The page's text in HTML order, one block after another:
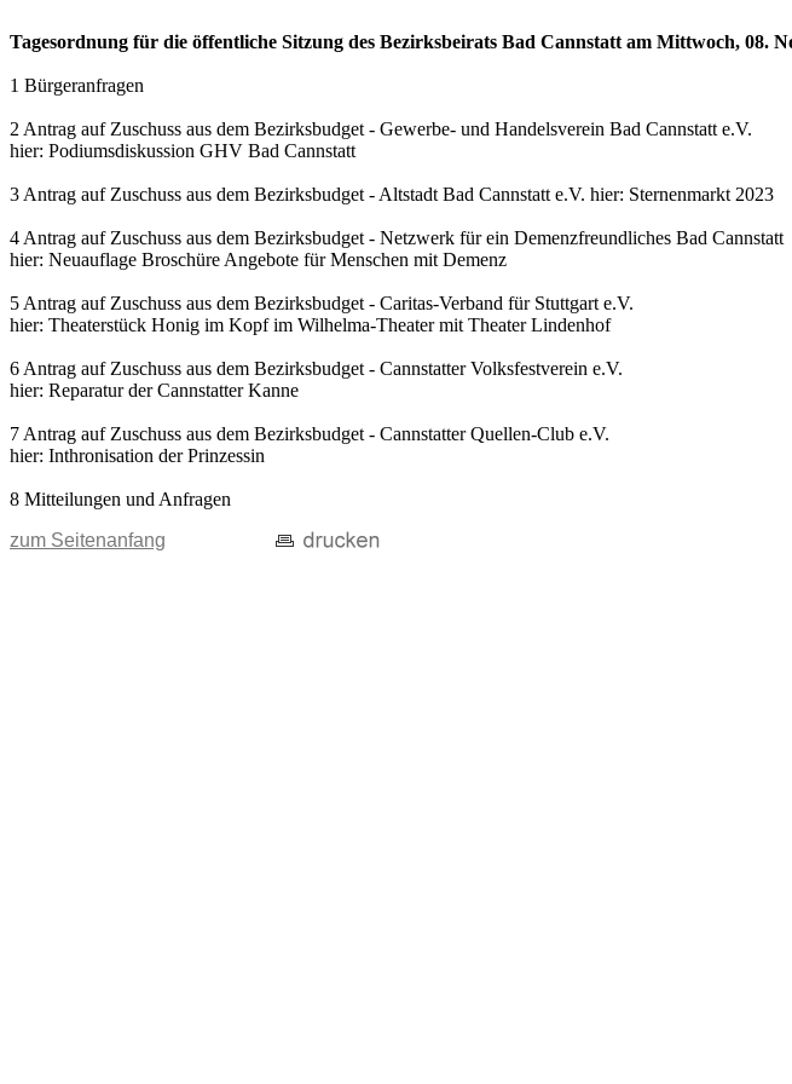
Tagesordnung für die öffentliche Sitzung des Bezirksbeirats Bad Cannstatt am Mittwoch,
1 Bürgeranfragen
2 Antrag auf Zuschuss aus dem Bezirksbudget - Gewerbe- und Handelsverein Bad Cannstatt e.V.
hier: Podiumsdiskussion GHV Bad Cannstatt
3 Antrag auf Zuschuss aus dem Bezirksbudget - Altstadt Bad Cannstatt e.V. hier: Sternenmarkt 2023
4 Antrag auf Zuschuss aus dem Bezirksbudget - Netzwerk für ein Demenzfreundliches Bad Cannstatt
hier: Neuauflage Broschüre Angebote für Menschen mit Demenz
5 Antrag auf Zuschuss aus dem Bezirksbudget - Caritas-Verband für Stuttgart e.V.
hier: Theaterstück Honig im Kopf im Wilhelma-Theater mit Theater Lindenhof
6 Antrag auf Zuschuss aus dem Bezirksbudget - Cannstatter Volksfestverein e.V.
hier: Reparatur der Cannstatter Kanne
7 Antrag auf Zuschuss aus dem Bezirksbudget - Cannstatter Quellen-Club e.V.
hier: Inthronisation der Prinzessin
8 Mitteilungen und Anfragen
zum Seitenanfang